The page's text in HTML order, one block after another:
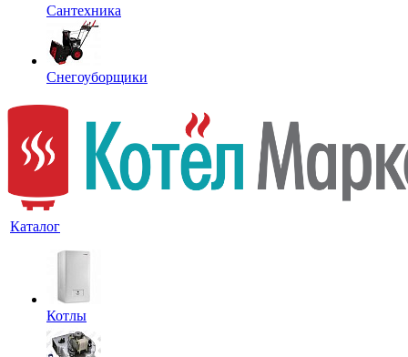
Сантехника
Снегоуборщики
Каталог
Котлы